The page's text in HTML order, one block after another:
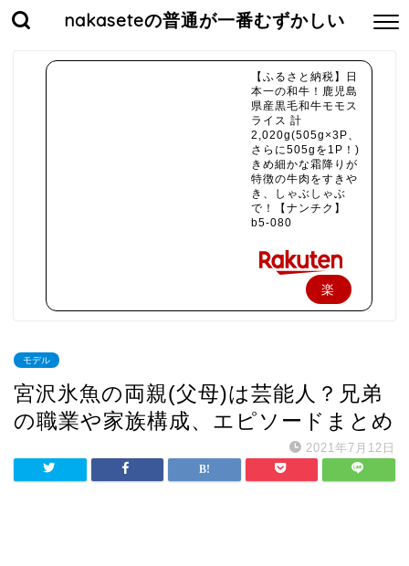
nakaseteの普通が一番むずかしい
【ふるさと納税】日
本一の和牛！鹿児島
県産黒毛和牛モモス
ライス 計
2,020g(505g×3P、
さらに505gを1P！)
きめ細かな霜降りが
特徴の牛肉をすきや
き、しゃぶしゃぶ
で！【ナンチク】
b5-080
楽
モデル
宮沢氷魚の両親(父母)は芸能人？兄弟
の職業や家族構成、エピソードまとめ
2021年7月12日